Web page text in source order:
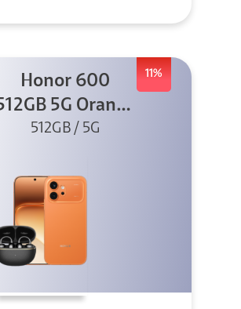
11%
Honor 600
5G Orange
+ Clip 2
512GB / 5G